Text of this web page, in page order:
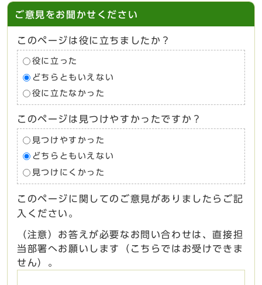
ご意見をお聞かせください
このページは役に立ちましたか？
役に立った
どちらともいえない
役に立たなかった
このページは見つけやすかったですか？
見つけやすかった
どちらともいえない
見つけにくかった
このページに関してのご意見がありましたらご記
入ください。
（注意）お答えが必要なお問い合わせは、直接担
当部署へお願いします（こちらではお受けできま
せん）。